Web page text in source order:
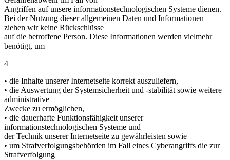
Angriffen auf unsere informationstechnologischen Systeme dienen.
Bei der Nutzung dieser allgemeinen Daten und Informationen
ziehen wir keine Rückschlüsse
auf die betroffene Person. Diese Informationen werden vielmehr
benötigt, um
4
• die Inhalte unserer Internetseite korrekt auszuliefern,
• die Auswertung der Systemsicherheit und -stabilität sowie weitere
administrative
Zwecke zu ermöglichen,
• die dauerhafte Funktionsfähigkeit unserer
informationstechnologischen Systeme und
der Technik unserer Internetseite zu gewährleisten sowie
• um Strafverfolgungsbehörden im Fall eines Cyberangriffs die zur
Strafverfolgung